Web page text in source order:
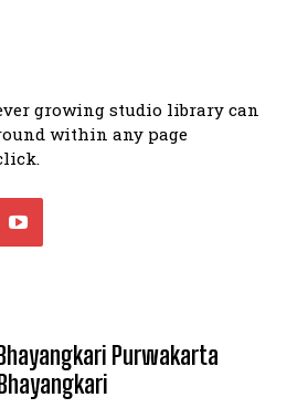
growing studio library can
within any page
Purwakarta